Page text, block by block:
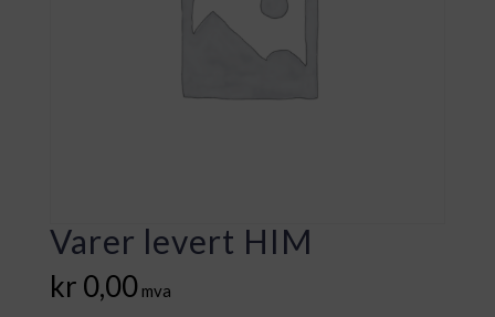
Varer levert HIM
kr 0,00 mva